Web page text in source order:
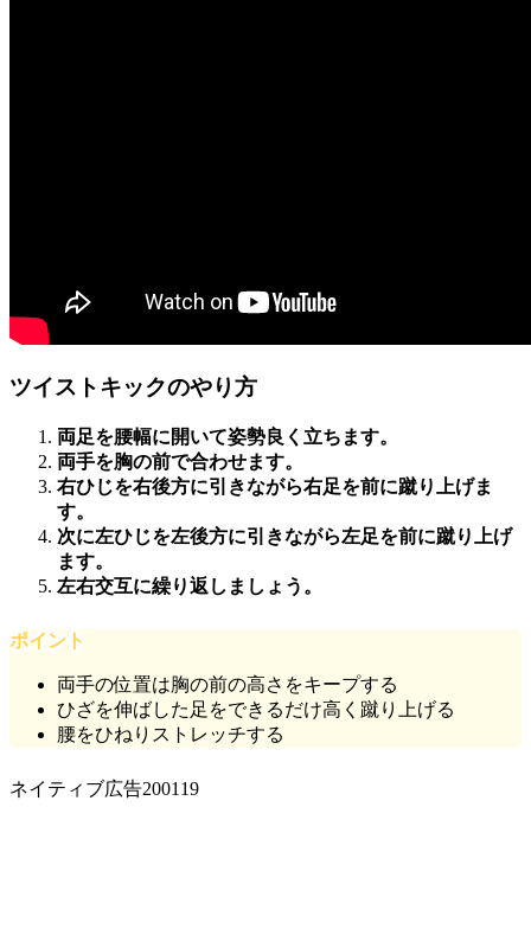
ツイストキックのやり方
両足を腰幅に開いて姿勢良く立ちます。
両手を胸の前で合わせます。
右ひじを右後方に引きながら右足を前に蹴り上げま
す。
次に左ひじを左後方に引きながら左足を前に蹴り上げ
ます。
左右交互に繰り返しましょう。
ポイント
両手の位置は胸の前の高さをキープする
ひざを伸ばした足をできるだけ高く蹴り上げる
腰をひねりストレッチする
ネイティブ広告200119